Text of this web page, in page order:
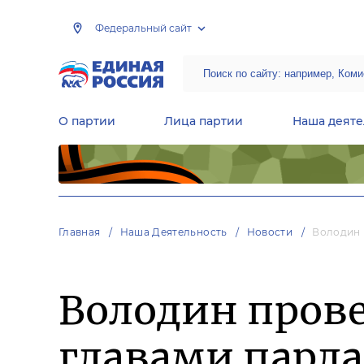
Федеральный сайт
О партии Лица партии Наша
Главная Наша Деятельность Новости Володин
Володин